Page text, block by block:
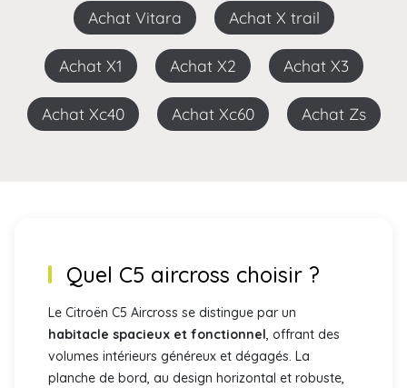
Achat Vitara Achat X trail
Achat X1 Achat X2 Achat X3
Achat Xc40 Achat Xc60 Achat Zs
Quel C5 aircross choisir ?
Le Citroën C5 Aircross se distingue par un
habitacle spacieux et fonctionnel, offrant des
volumes intérieurs généreux et dégagés. La
planche de bord, au design horizontal et robuste,